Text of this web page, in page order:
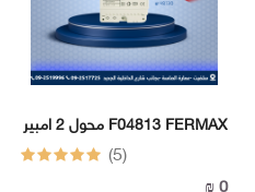
محول 2 امبير F04813 FERMAX
(5)
0 ₪